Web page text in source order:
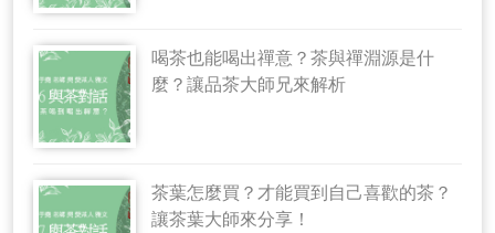
喝茶也能喝出禪意？茶與禪淵源是什
麼？讓品茶大師兄來解析
茶葉怎麼買？才能買到自己喜歡的茶？
讓茶葉大師來分享！